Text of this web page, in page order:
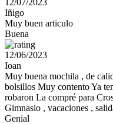
12/07/2023
Iñigo
Muy buen articulo
Buena
12/06/2023
Ioan
Muy buena mochila , de
bolsillos Muy contento Ya
robaron La compré para
Gimnasio , vacaciones ,
Genial